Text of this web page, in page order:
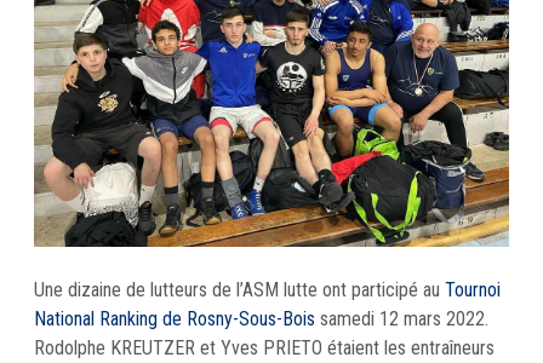
Une dizaine de lutteurs de l’ASM lutte ont participé au Tournoi
National Ranking de Rosny-Sous-Bois samedi 12 mars 2022.
Rodolphe KREUTZER et Yves PRIETO étaient les entraîneurs